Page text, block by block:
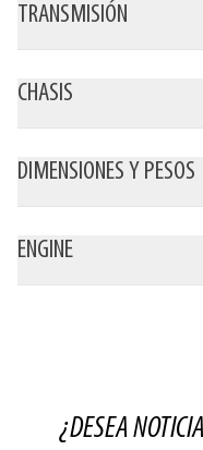
TRANSMISIÓN
CHASIS
DIMENSIONES Y PESOS
ENGINE
¿DESEA